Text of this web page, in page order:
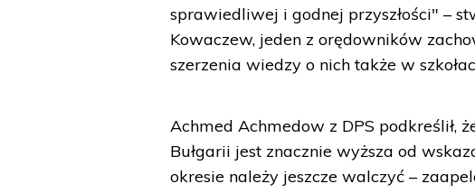
sprawiedliwej i godnej przyszłości" –
Kowaczew, jeden z orędowników
szerzenia wiedzy o nich także w
Achmed Achmedow z DPS podkreślił,
Bułgarii jest znacznie wyższa od
okresie należy jeszcze walczyć –